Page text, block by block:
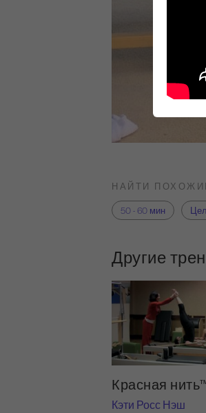
НАЙТИ
50 - 60 мин
Другие
Красная
Кэти Росс Нэш